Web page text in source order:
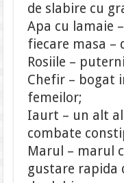
de slabire cu
Apa cu lamaie
fiecare masa –
Rosiile –
Chefir – bogat
femeilor;
Iaurt – un alt
combate
Marul – marul
gustare rapida